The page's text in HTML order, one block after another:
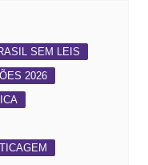
SEM LEIS
2026